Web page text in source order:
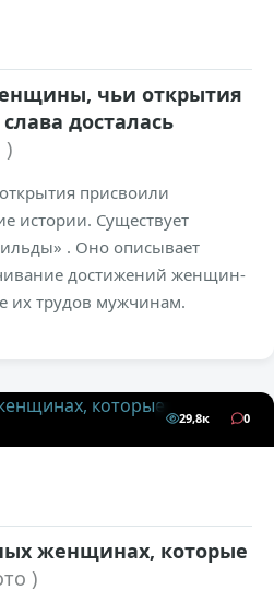
чьи открытия
досталась
)
присвоили
истории. Существует
. Оно описывает
достижений женщин-
их трудов мужчинам.
29,8к 0
женщинах, которые
)